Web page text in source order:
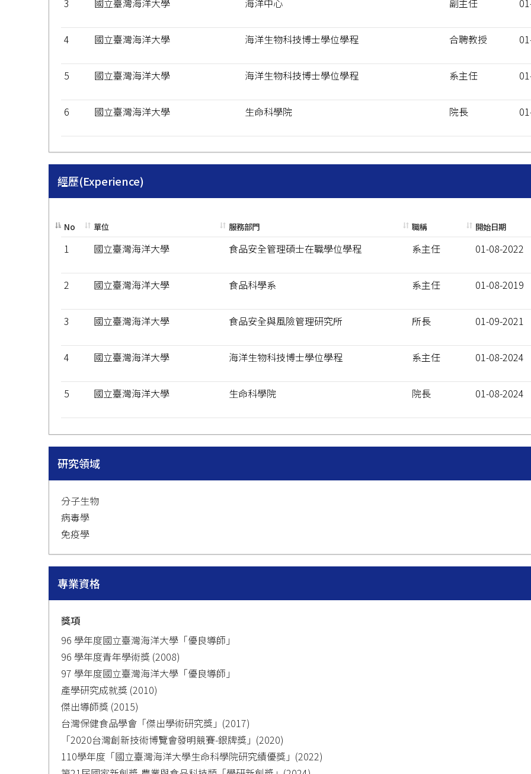
4 國立臺灣海洋大學 海洋生物科技博士學位學程 合聘教授
5 國立臺灣海洋大學 海洋生物科技博士學位學程 系主任
6 國立臺灣海洋大學 生命科學院 院長
經歷(Experience)
No 單位 服務部門 職稱 開始日期
1 國立臺灣海洋大學 食品安全管理碩士在職學位學程 系主任 01-08-2022
2 國立臺灣海洋大學 食品科學系 系主任 01-08-2019
3 國立臺灣海洋大學 食品安全與風險管理研究所 所長 01-09-2021
4 國立臺灣海洋大學 海洋生物科技博士學位學程 系主任 01-08-2024
5 國立臺灣海洋大學 生命科學院 院長 01-08-2024
研究領域
分子生物
病毒學
免疫學
專業資格
獎項
96 學年度國立臺灣海洋大學「優良導師」
96 學年度青年學術獎 (2008)
97 學年度國立臺灣海洋大學「優良導師」
產學研究成就獎 (2010)
傑出導師獎 (2015)
台灣保健食品學會「傑出學術研究獎」(2017)
「2020台灣創新技術博覽會發明競賽-銀牌獎」(2020)
110學年度「國立臺灣海洋大學生命科學院研究績優獎」(2022)